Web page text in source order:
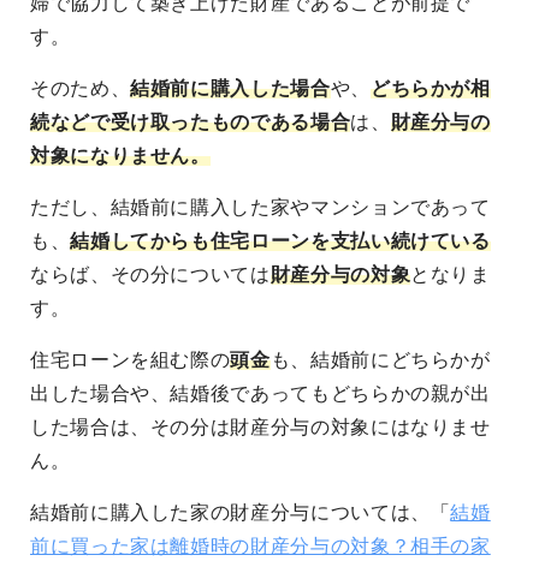
す。
そのため、結婚前に購入した場合や、 どちらかが相
続などで受け取ったものである場合は、 財産分与の
対象になりません。
ただし、結婚前に購入した家やマンションであって
も、結婚してからも住宅ローンを支払い続けている
ならば、その分については財産分与の対象となりま
す。
住宅ローンを組む際の頭金も、結婚前にどちらかが
出した場合や、結婚後であってもどちらかの親が出
した場合は、その分は財産分与の対象にはなりませ
ん。
結婚前に購入した家の財産分与については、「結婚
前に買った家は離婚時の財産分与の対象？相手の家